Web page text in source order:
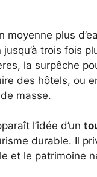
plus
trois fois
la surpêche
des hôtels, ou
masse.
l’idée d’un
durable. Il
et le patrimoine